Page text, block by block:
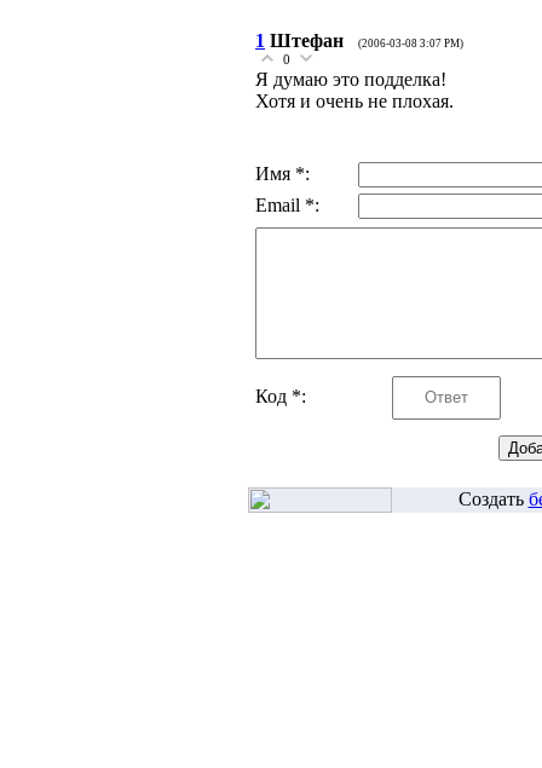
1 Штефан (2006-03-08 3:07 PM)
0
Я думаю это подделка!
Хотя и очень не плохая.
Имя *:
Email *:
Код *:
Создать